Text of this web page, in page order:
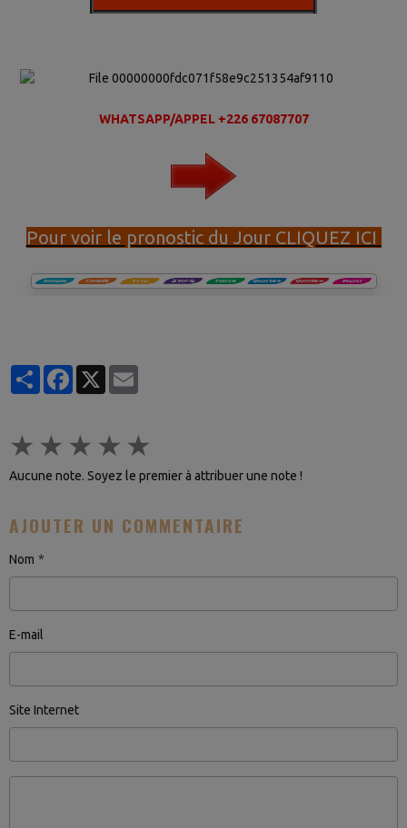
WHATSAPP/APPEL +226 67087707
Pour voir le pronostic du Jour CLIQUEZ ICI
PartagerFacebook
★ ★ ★ ★ ★
Aucune note. Soyez le premier à attribuer une note !
AJOUTER UN COMMENTAIRE
Nom
E-mail
Site Internet